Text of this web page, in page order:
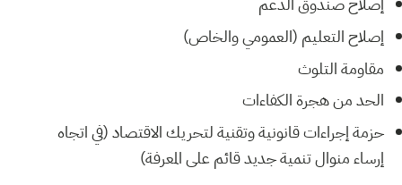
إصلاح التعليم (العمومي والخاص)
مقاومة التلوث
الحد من هجرة الكفاءات
حزمة إجراءات قانونية وتقنية لتحريك الاقتصاد (في اتجاه
إرساء منوال تنمية جديد قائم على المعرفة)